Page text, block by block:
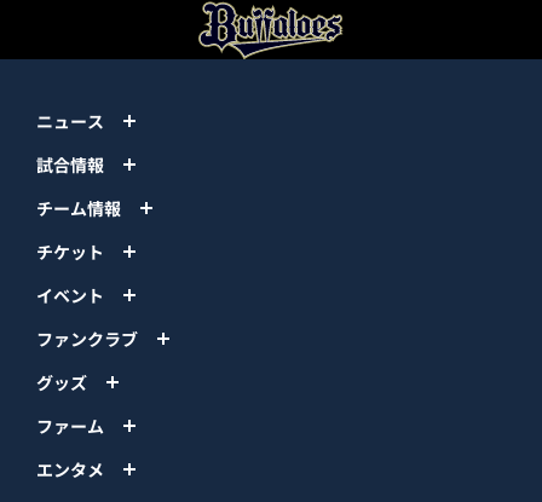
ニュース
試合情報
チーム情報
チケット
イベント
ファンクラブ
グッズ
ファーム
エンタメ